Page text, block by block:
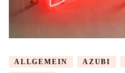
ALLGEMEIN AZUBI